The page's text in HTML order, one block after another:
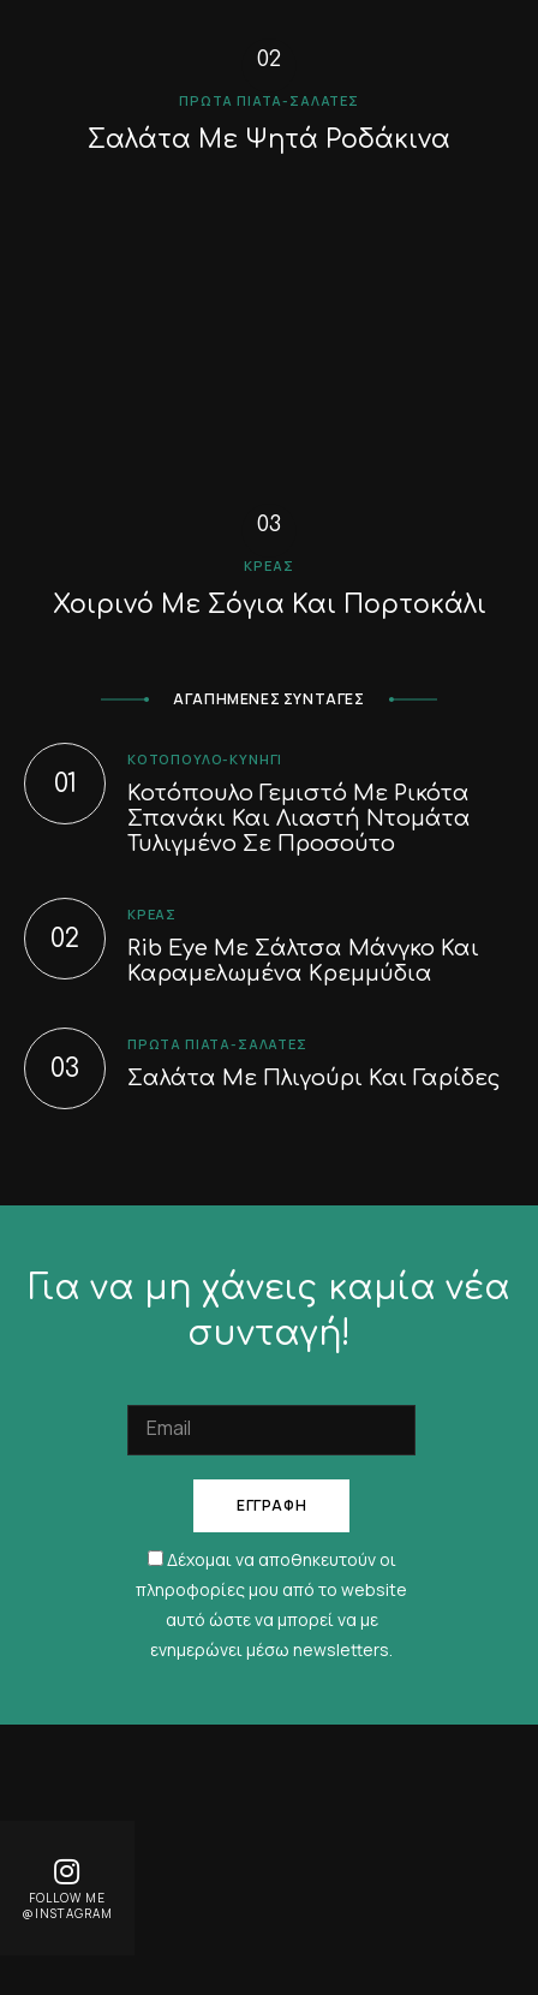
ΠΡΏΤΑ ΠΙΆΤΑ-ΣΑΛΆΤΕΣ
Σαλάτα Με Ψητά Ροδάκινα
ΚΡΈΑΣ
Χοιρινό Με Σόγια Και Πορτοκάλι
ΑΓΑΠΗΜΕΝΕΣ ΣΥΝΤΑΓΕΣ
ΚΟΤΌΠΟΥΛΟ-ΚΥΝΉΓΙ
Κοτόπουλο Γεμιστό Με Ρικότα
Σπανάκι Και Λιαστή Ντομάτα
Τυλιγμένο Σε Προσούτο
ΚΡΈΑΣ
Rib Eye Με Σάλτσα Μάνγκο Και
Καραμελωμένα Κρεμμύδια
ΠΡΏΤΑ ΠΙΆΤΑ-ΣΑΛΆΤΕΣ
Σαλάτα Με Πλιγούρι Και Γαρίδες
Για να μη χάνεις καμία νέα
συνταγή!
Δέχομαι να αποθηκευτούν οι
πληροφορίες μου από το website
αυτό ώστε να μπορεί να με
ενημερώνει μέσω newsletters.
FOLLOW ME
@INSTAGRAM